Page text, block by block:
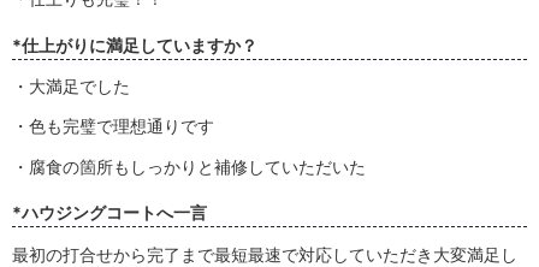
*仕上がりに満足していますか？
・大満足でした
・色も完璧で理想通りです
・腐食の箇所もしっかりと補修していただいた
*ハウジングコートへ一言
最初の打合せから完了まで最短最速で対応していただき大変満足し